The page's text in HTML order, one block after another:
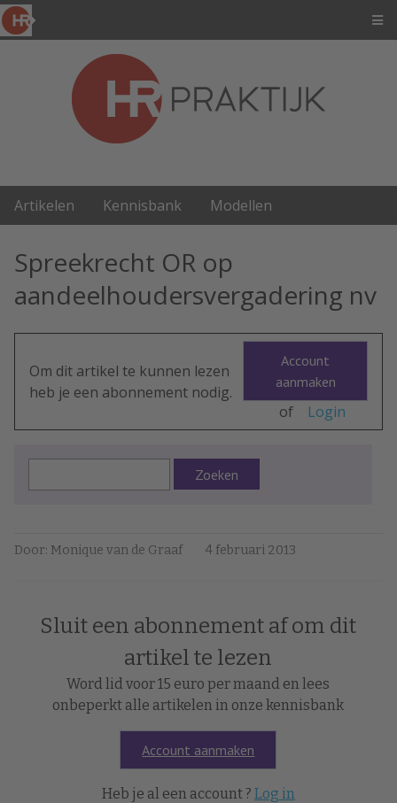
Artikelen Kennisbank Modellen
Spreekrecht OR op
aandeelhoudersvergadering nv
Om dit artikel te kunnen lezen
heb je een abonnement nodig.
Account
aanmaken
of Login
Zoeken
Door: Monique van de Graaf 4 februari 2013
Sluit een abonnement af om dit
artikel te lezen
Word lid voor 15 euro per maand en lees
onbeperkt alle artikelen in onze kennisbank
Account aanmaken
Heb je al een account ? Log in